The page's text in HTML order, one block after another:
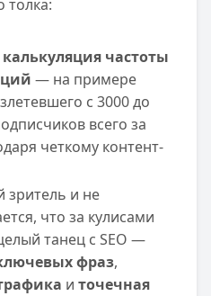
толка:
частоты
— на примере
с 3000 до
всего за
четкому контент-
и не
что за кулисами
танец с SEO —
фраз,
и точечная